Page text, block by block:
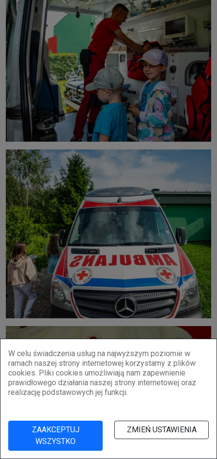
W celu świadczenia usług na najwyższym poziomie w
ramach naszej strony internetowej korzystamy z plików
cookies. Pliki cookies umożliwiają nam zapewnienie
prawidłowego działania naszej strony internetowej oraz
realizację podstawowych jej funkcji.
ZAAKCEPTUJ
WSZYSTKO
ZMIEŃ USTAWIENIA